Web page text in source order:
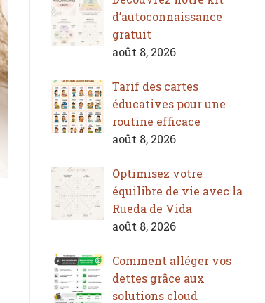
d’autoconnaissance
gratuit
août 8, 2026
Tarif des cartes
éducatives pour une
routine efficace
août 8, 2026
Optimisez votre
équilibre de vie avec la
Rueda de Vida
août 8, 2026
Comment alléger vos
dettes grâce aux
solutions cloud